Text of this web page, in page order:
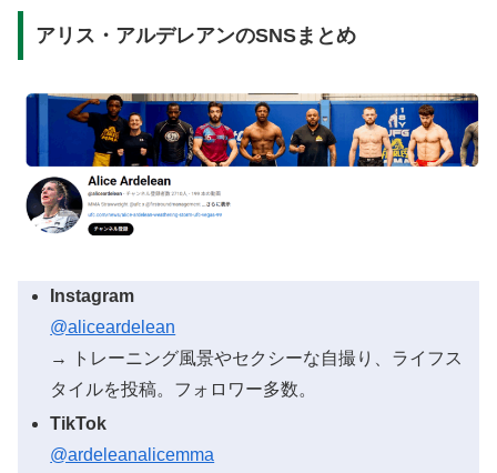
アリス・アルデレアンのSNSまとめ
Instagram
@aliceardelean
→ トレーニング風景やセクシーな自撮り、ライフス
タイルを投稿。フォロワー多数。
TikTok
@ardeleanalicemma